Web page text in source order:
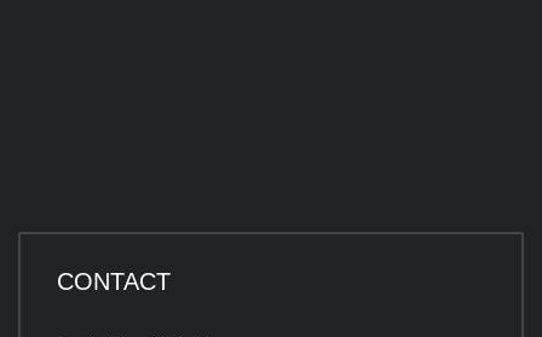
CONTACT